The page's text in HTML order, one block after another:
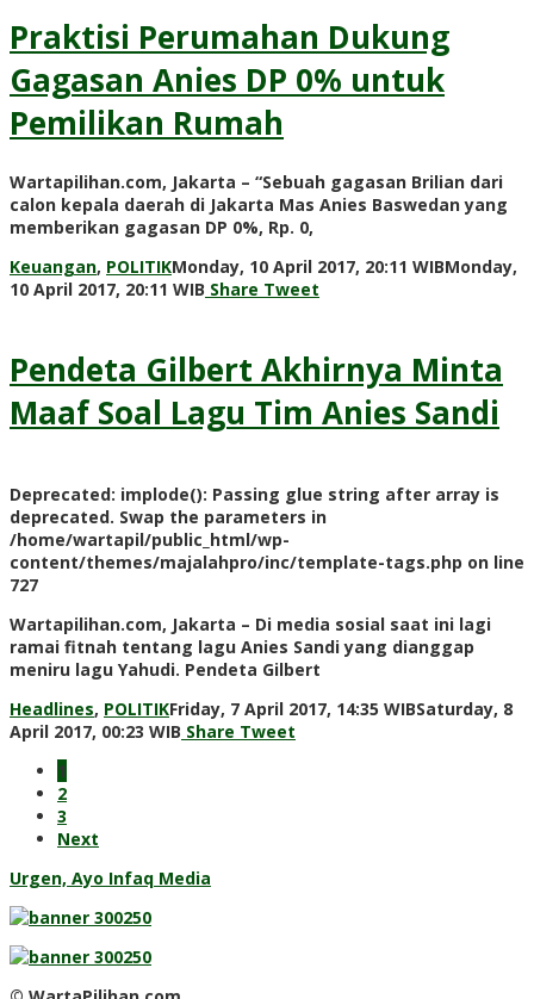
Praktisi Perumahan Dukung
Gagasan Anies DP 0% untuk
Pemilikan Rumah
Wartapilihan.com, Jakarta – “Sebuah gagasan Brilian dari
calon kepala daerah di Jakarta Mas Anies Baswedan yang
memberikan gagasan DP 0%, Rp. 0,
Keuangan, POLITIKMonday, 10 April 2017, 20:11 WIBMonday,
10 April 2017, 20:11 WIB by
Share Tweet
Pendeta Gilbert Akhirnya Minta
Maaf Soal Lagu Tim Anies Sandi
Deprecated: implode(): Passing glue string after array is
deprecated. Swap the parameters in
/home/wartapil/public_html/wp-
content/themes/majalahpro/inc/template-tags.php on line
727
Wartapilihan.com, Jakarta – Di media sosial saat ini lagi
ramai fitnah tentang lagu Anies Sandi yang dianggap
meniru lagu Yahudi. Pendeta Gilbert
Headlines, POLITIKFriday, 7 April 2017, 14:35 WIBSaturday, 8
April 2017, 00:23 WIB by
Share Tweet
1
2
3
Next
Urgen, Ayo Infaq Media